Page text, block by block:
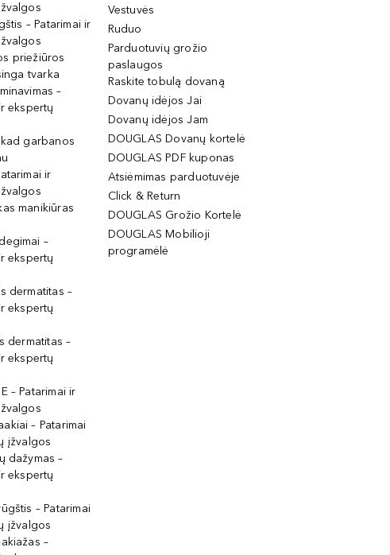
– Patarimai ir
priežiūros
tvarka
–
ekspertų
garbanos
ir
manikiūras
–
ekspertų
dermatitas –
ekspertų
dermatitas –
ekspertų
– Patarimai ir
– Patarimai
įžvalgos
dažymas –
ekspertų
– Patarimai
įžvalgos
–
Vestuvės
Ruduo
Parduotuvių grožio
paslaugos
Raskite tobulą dovaną
Dovanų idėjos Jai
Dovanų idėjos Jam
DOUGLAS Dovanų kortelė
DOUGLAS PDF kuponas
Atsiėmimas parduotuvėje
Click & Return
DOUGLAS Grožio Kortelė
DOUGLAS Mobilioji
programėlė